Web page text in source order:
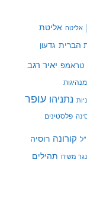
אליטה אליטת
הברית גדעון
טראמפ יאיר רגב
מנהיגות
נתניהו עופר
פלסטינים
קורונה רוסיה
משיח תהילים